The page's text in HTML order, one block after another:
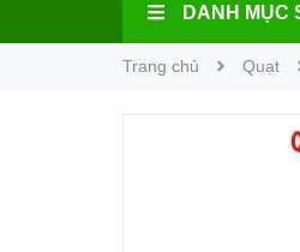
DANH MỤC
Trang chủ Quạt